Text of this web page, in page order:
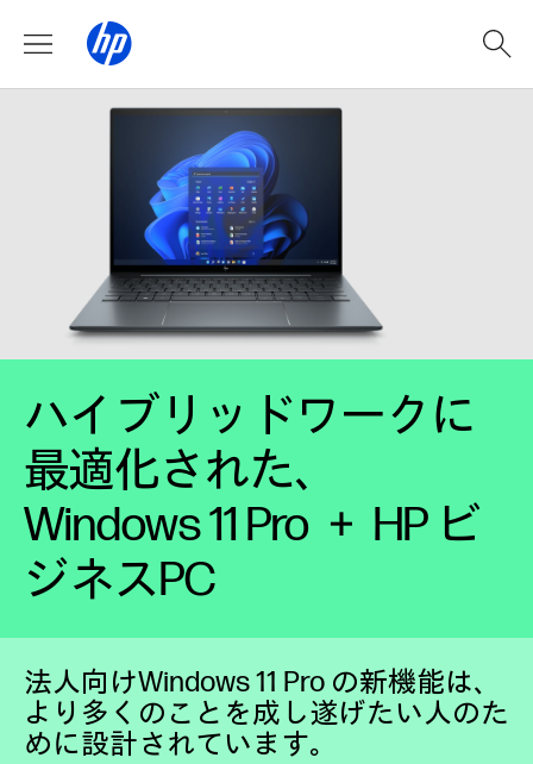
ハイブリッドワークに
最適化された、
Windows 11 Pro ＋ HP ビ
ジネスPC
法人向けWindows 11 Pro の新機能は、
より多くのことを成し遂げたい人のた
めに設計されています。